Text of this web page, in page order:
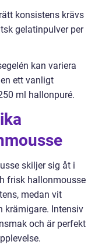
konsistens krävs
gelatinpulver per
kan variera
ett vanligt
ml hallonpuré.
skiljer sig åt i
frisk hallonmousse
medan vit
krämigare. Intensiv
och är perfekt